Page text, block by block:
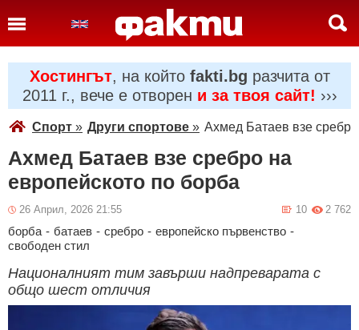
Хостингът, на който fakti.bg разчита от
2011 г., вече е отворен и за твоя сайт! ›››
Спорт » Други спортове » Ахмед Батаев взе
Ахмед Батаев взе сребро на
европейското по борба
26 Април, 2026 21:55 2 762
10
борба - батаев - сребро - европейско първенство -
свободен стил
Националният тим завърши надпреварата с
общо шест отличия